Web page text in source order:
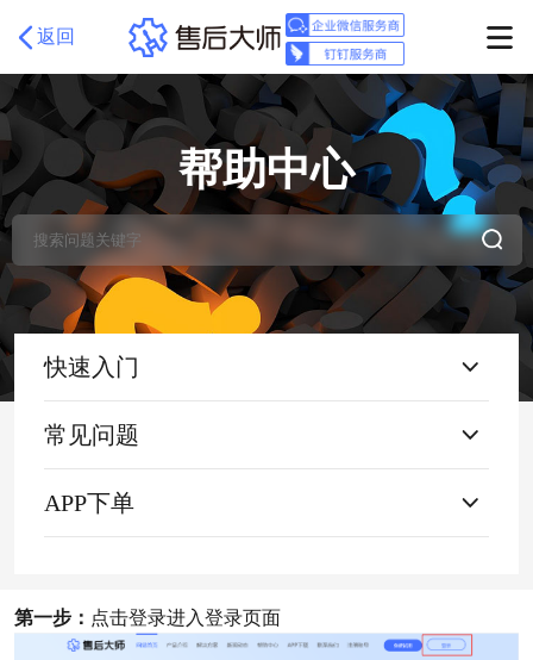
返回
帮助中心
快速入门
常见问题
APP下单
第一步： 点击登录进入登录页面